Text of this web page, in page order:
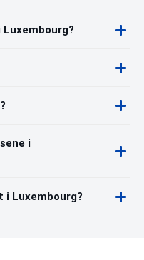
i
i Luxembourg?